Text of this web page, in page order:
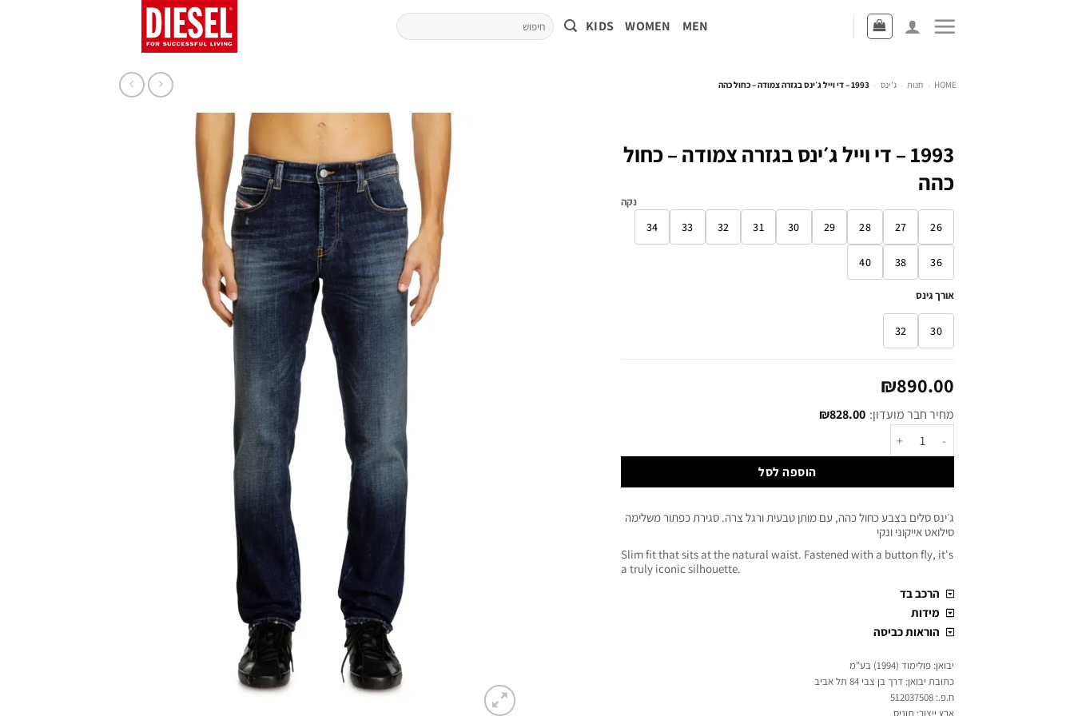
MEN
WOMEN
KIDS
HOME
- חנות - ג'ינס - 1993 – די וייל ג׳ינס בגזרה צמודה – כחול כהה
1993 – די וייל ג׳ינס בגזרה צמודה – כחול
כהה
26
27
28
29
30
31
32
33
34
36
38
40
אורך גינס
30
32
נקה
₪890.00
מחיר חבר מועדון: ₪828.00
הוספה לסל
ג׳ינס סלים בצבע כחול כהה, עם מותן טבעית ורגל צרה. סגירת כפתור משלימה
סילואט אייקוני ונקי
Slim fit that sits at the natural waist. Fastened with a button fly, it's
a truly iconic silhouette.
הרכב בד
מידות
הוראות כביסה
יבואן: פולימוד (1994) בע"מ
כתובת יבואן: דרך בן צבי 84 תל אביב
ח.פ.: 512037508
ארץ ייצור: תוניס